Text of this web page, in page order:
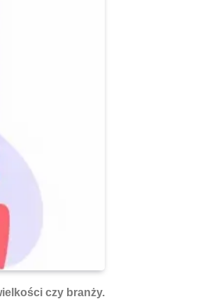
czy branży.